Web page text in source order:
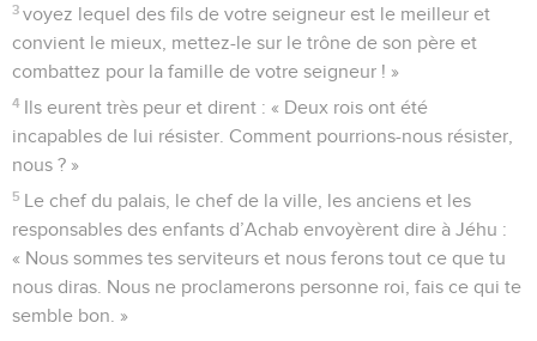
3 voyez lequel des fils de votre seigneur est le meilleur et
convient le mieux, mettez-le sur le trône de son père et
combattez pour la famille de votre seigneur ! »
4 Ils eurent très peur et dirent : « Deux rois ont été
incapables de lui résister. Comment pourrions-nous résister,
nous ? »
5 Le chef du palais, le chef de la ville, les anciens et les
responsables des enfants d’Achab envoyèrent dire à Jéhu :
« Nous sommes tes serviteurs et nous ferons tout ce que tu
nous diras. Nous ne proclamerons personne roi, fais ce qui te
semble bon. »